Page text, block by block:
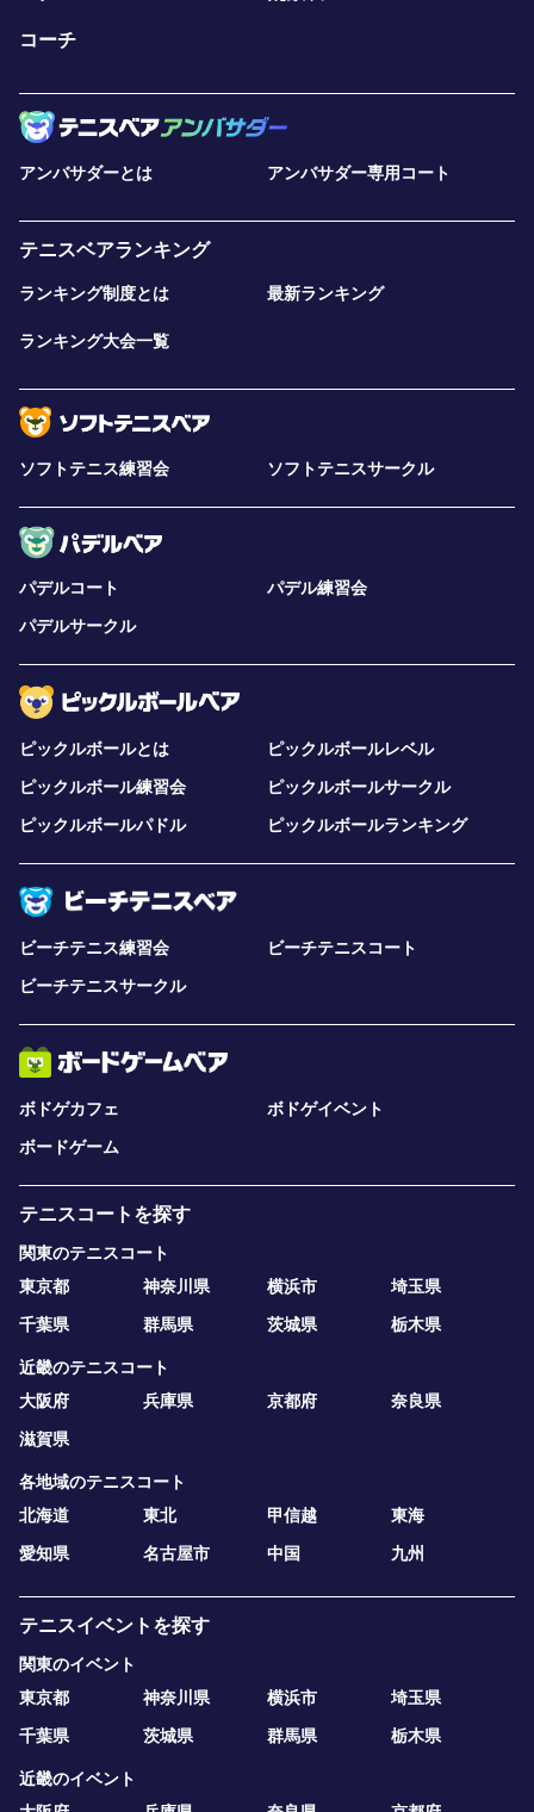
コーチ
アンバサダーとは アンバサダー専用コート
テニスベアランキング
ランキング制度とは 最新ランキング
ランキング大会一覧
ソフトテニス練習会 ソフトテニスサークル
パデルコート
パデル練習会
パデルサークル
ピックルボールとは
ピックルボールレベル
ピックルボール練習会
ピックルボールサークル
ピックルボールパドル
ピックルボールランキング
ビーチテニス練習会
ビーチテニスコート
ビーチテニスサークル
ボドゲカフェ
ボドゲイベント
ボードゲーム
テニスコートを探す
関東のテニスコート
東京都
神奈川県 横浜市
埼玉県
千葉県
群馬県 茨城県 栃木県
近畿のテニスコート
大阪府
兵庫県 京都府
奈良県
滋賀県
各地域のテニスコート
北海道
東北 甲信越
東海
愛知県
名古屋市 中国 九州
テニスイベントを探す
関東のイベント
東京都
神奈川県 横浜市
埼玉県
千葉県
茨城県 群馬県 栃木県
近畿のイベント